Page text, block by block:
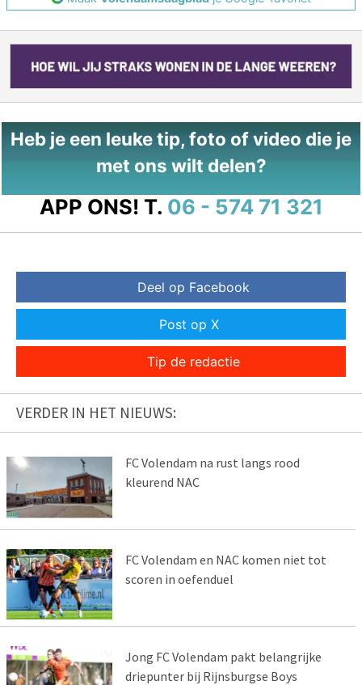
Heb je een leuke tip, foto of video die je
met ons wilt delen?
APP ONS! T. 06 - 574 71 321
Deel op Facebook
Post op X
Tip de redactie
VERDER IN HET NIEUWS:
FC Volendam na rust langs rood
kleurend NAC
FC Volendam en NAC komen niet tot
scoren in oefenduel
Jong FC Volendam pakt belangrijke
driepunter bij Rijnsburgse Boys